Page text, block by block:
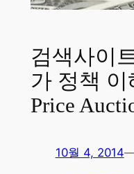
검색사이
가 정책 이
Price
10월 4, 2014